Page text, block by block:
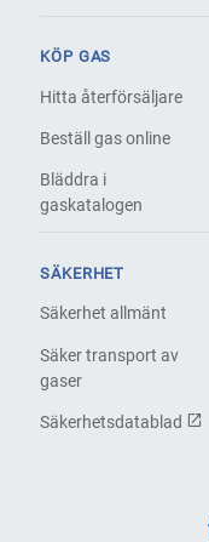
KÖP GAS
Hitta återförsäljare
Beställ gas online
Bläddra i
gaskatalogen
SÄKERHET
Säkerhet allmänt
Säker transport av
gaser
Säkerhetsdatablad